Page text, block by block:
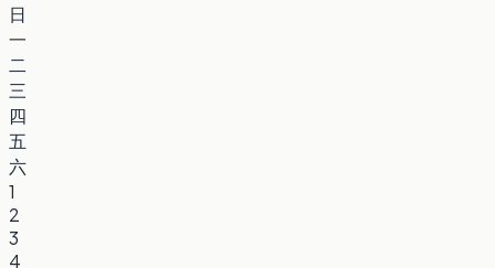
日
一
二
三
四
五
六
1
2
3
4